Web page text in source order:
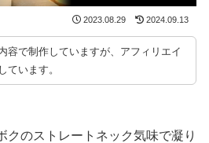
2023.08.29 2024.09.13
容で制作していますが、アフィリエイ
ています。
クのストレートネック気味で凝り